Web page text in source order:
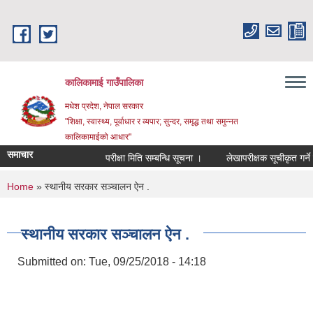
कालिकामाई गाउँपालिका
मधेश प्रदेश, नेपाल सरकार
"शिक्षा, स्वास्थ्य, पूर्वाधार र व्यपार; सुन्दर, समृद्ध तथा समुन्नत
कालिकामाईको आधार"
समाचार परीक्षा मिति सम्बन्धि सूचना । लेखापरीक्षक सूचीकृत गर्ने
You are here
Home » स्थानीय सरकार सञ्चालन ऐन .
स्थानीय सरकार सञ्चालन ऐन .
Submitted on: Tue, 09/25/2018 - 14:18